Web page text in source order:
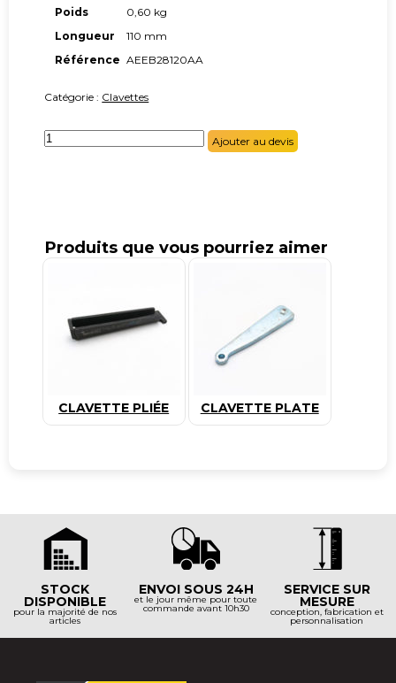
Poids
0,60 kg
Longueur
110 mm
Référence AEEB28120AA
Catégorie : Clavettes
quantité
de
Ajouter au devis
Produits que vous pourriez aimer
CLAVETTE PLIÉE CLAVETTE PLATE
STOCK
DISPONIBLE
pour la majorité de nos
articles
ENVOI SOUS 24H
et le jour même pour toute
commande avant 10h30
SERVICE SUR
MESURE
conception, fabrication et
personnalisation